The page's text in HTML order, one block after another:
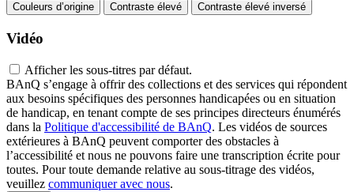
Couleurs d’origine Contraste élevé Contraste élevé inversé
Vidéo
Afficher les sous-titres par défaut.
BAnQ s’engage à offrir des collections et des services qui répondent
aux besoins spécifiques des personnes handicapées ou en situation
de handicap, en tenant compte de ses principes directeurs énumérés
dans la Politique d'accessibilité de BAnQ. Les vidéos de sources
extérieures à BAnQ peuvent comporter des obstacles à
l’accessibilité et nous ne pouvons faire une transcription écrite pour
toutes. Pour toute demande relative au sous-titrage des vidéos,
veuillez communiquer avec nous.